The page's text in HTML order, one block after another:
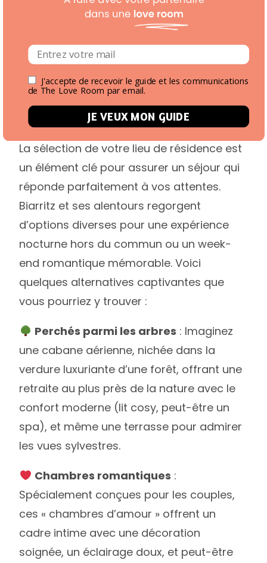
La sélection de votre lieu de résidence est
un élément clé pour assurer un séjour qui
réponde parfaitement à vos attentes.
Biarritz et ses alentours regorgent
d’options diverses pour une expérience
nocturne hors du commun ou un week-
end romantique mémorable. Voici
quelques alternatives captivantes que
vous pourriez y trouver :
Perchés parmi les arbres : Imaginez
une cabane aérienne, nichée dans la
verdure luxuriante d’une forêt, offrant une
retraite au plus près de la nature avec le
confort moderne (lit cosy, peut-être un
spa), et même une terrasse pour admirer
les vues sylvestres.
Chambres romantiques :
Spécialement conçues pour les couples,
ces « chambres d’amour » offrent un
cadre intime avec une décoration
soignée, un éclairage doux, et peut-être
JE VEUX MON GUIDE
J'accepte de recevoir le guide et les communications
de The Love Room par email.